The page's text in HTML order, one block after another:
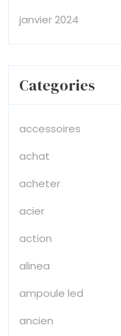
janvier 2024
Categories
accessoires
achat
acheter
acier
action
alinea
ampoule led
ancien